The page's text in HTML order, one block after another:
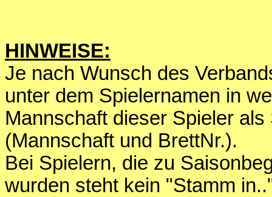
HINWEISE:
Je nach Wunsch des
unter dem Spielernamen in
Mannschaft dieser Spieler
(Mannschaft und BrettNr.).
Bei Spielern, die zu
wurden steht kein "Stamm